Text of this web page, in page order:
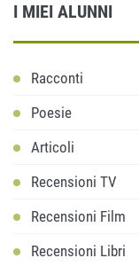
I MIEI ALUNNI
Racconti
Poesie
Articoli
Recensioni TV
Recensioni Film
Recensioni Libri